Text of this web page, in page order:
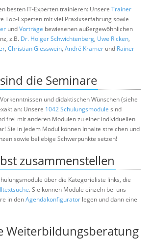
besten IT-Experten trainieren: Unsere Trainer
Top-Experten mit viel Praxixserfahrung sowie
undVorträge bewiesenen außergewöhnlichen
z.B. Dr. Holger Schwichtenberg, Uwe Ricken,
, Christian Giesswein, André Krämer und Rainer
die Seminare
und didaktischen Wünschen (siehe
an: Unsere 1042 Schulungsmodule sind
frei mit anderen Modulen zu einer individuellen
Sie in jedem Modul können Inhalte streichen und
sowie beliebige Schwerpunkte setzen!
zusammenstellen
über die Kategorieliste links, die
. Sie können Module einzeln bei uns
in denAgendakonfigurator legen und dann eine
Weiterbildungsberatung